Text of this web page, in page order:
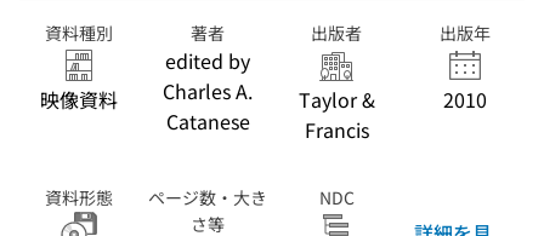
資料種別
映像資料
著者
edited by
Charles A.
Catanese
出版者
Taylor &
Francis
出版年
2010
資料形態
ページ数・大き
さ等
NDC